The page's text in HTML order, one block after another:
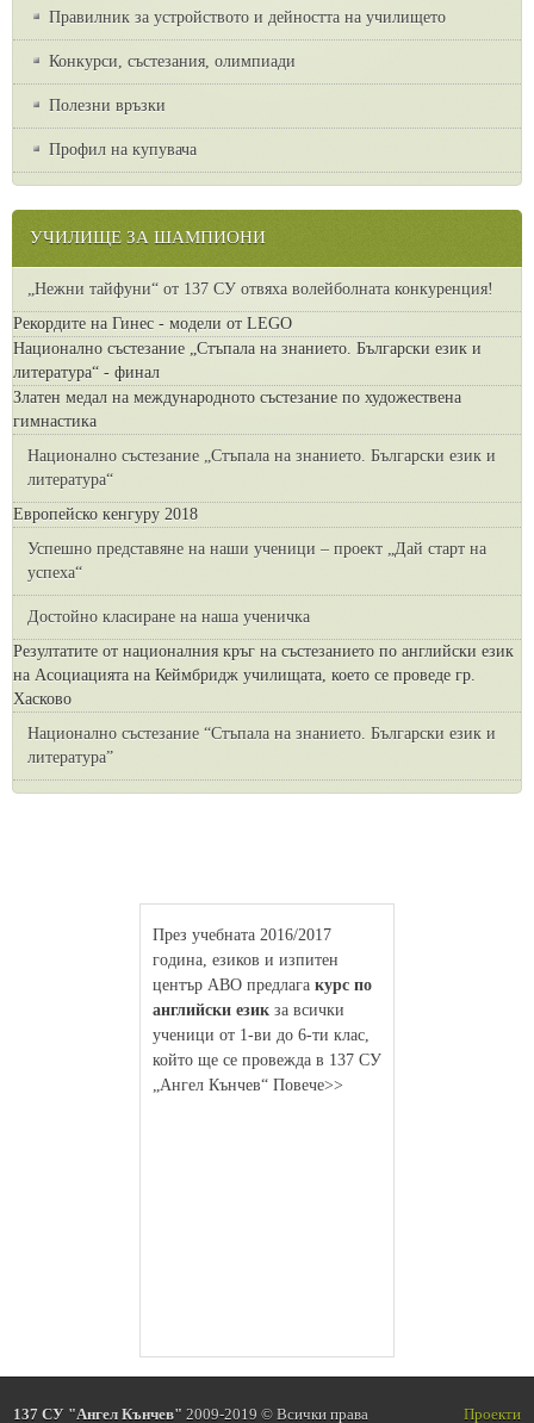
Правилник за устройството и дейността на училището
Конкурси, състезания, олимпиади
Полезни връзки
Профил на купувача
УЧИЛИЩЕ ЗА ШАМПИОНИ
„Нежни тайфуни“ от 137 СУ отвяха волейболната конкуренция!
Рекордите на Гинес - модели от LEGO
Национално състезание „Стъпала на знанието. Български език и
литература“ - финал
Златен медал на международното състезание по художествена
гимнастика
Национално състезание „Стъпала на знанието. Български език и
литература“
Европейско кенгуру 2018
Успешно представяне на наши ученици – проект „Дай старт на
успеха“
Достойно класиране на наша ученичка
Резултатите от националния кръг на състезанието по английски език
на Асоциацията на Кеймбридж училищата, което се проведе гр.
Хасково
Национално състезание “Стъпала на знанието. Български език и
литература”
През учебната 2016/2017
година, езиков и изпитен
център АВО предлага курс по
английски език за всички
ученици от 1-ви до 6-ти клас,
който ще се провежда в 137 СУ
„Ангел Кънчев“ Повече>>
137 СУ "Ангел Кънчев" 2009-2019 © Всички права Проекти